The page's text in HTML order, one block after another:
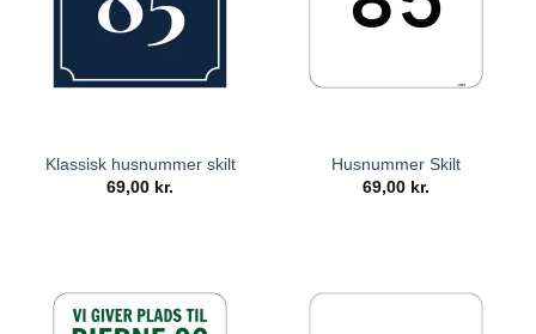
Klassisk husnummer skilt
69,00 kr.
Husnummer Skilt
69,00 kr.